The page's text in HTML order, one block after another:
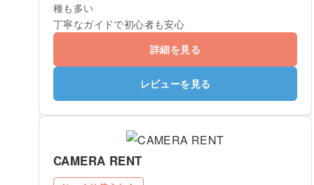
種も多い
丁寧なガイドで初心者も安心
詳細を見る
レビューを見る
CAMERA RENT